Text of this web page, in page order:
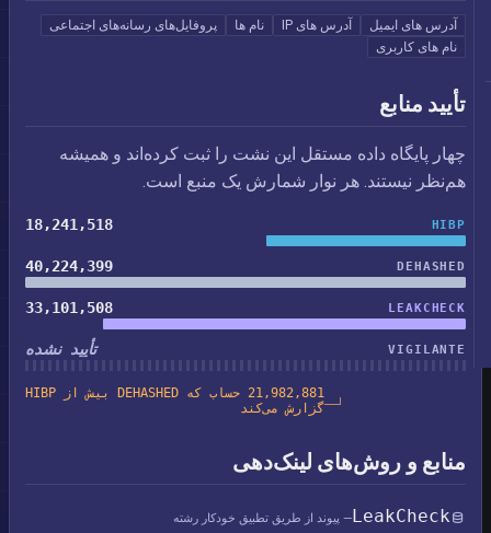
آدرس های ایمیل آدرس های IP نام ها
پروفایل‌های رسانه‌های اجتماعی
نام های کاربری
تأیید منابع
چهار پایگاه داده مستقل این نشت را ثبت کرده‌اند و همیشه
هم‌نظر نیستند. هر نوار شمارش یک منبع است.
HIBP
18,241,518
DEHASHED
40,224,399
LEAKCHECK
33,101,508
VIGILANTE تأیید نشده
21,982,881 حساب که DEHASHED بیش از HIBP
گزارش می‌کند
منابع و روش‌های لینک‌دهی
LeakCheck— پیوند از طریق تطبیق خودکار رشته